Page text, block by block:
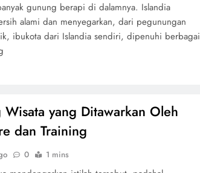
gunung berapi di dalamnya. Islandia
alami dan menyegarkan, dari pegunungan
ibukota dari Islandia sendiri, dipenuhi berbagai
yang Ditawarkan Oleh
dan Training
0 1 mins